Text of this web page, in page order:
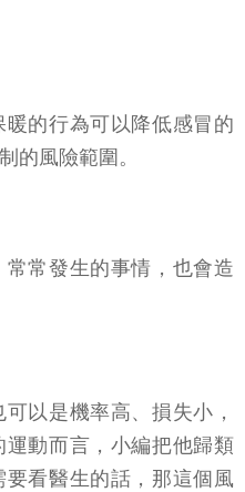
的行為可以降低感冒的
的風險範圍。
常發生的事情，也會造
以是機率高、損失小，
動而言，小編把他歸類
看醫生的話，那這個風